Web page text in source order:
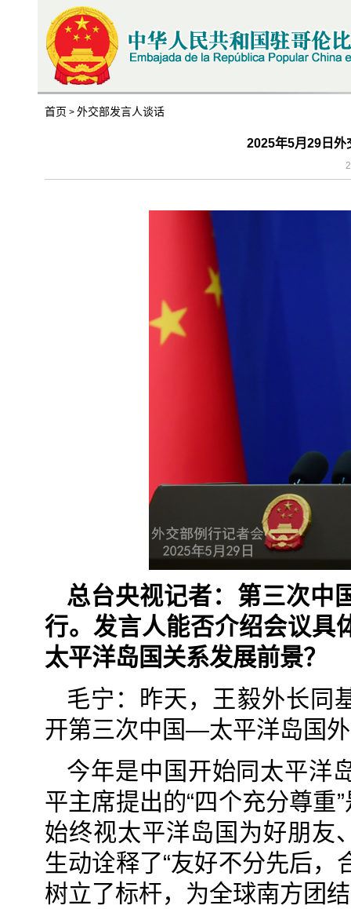
首页 > 外交部发言人谈话
2025年5月29日外
总台央视记者：第三次中
行。发言人能否介绍会议
太平洋岛国关系发展前景？
毛宁：昨天，王毅外长同
开第三次中国—太平洋岛国
今年是中国开始同太平洋
平主席提出的“四个充分尊重
始终视太平洋岛国为好朋友
生动诠释了“友好不分先后，
树立了标杆，为全球南方团